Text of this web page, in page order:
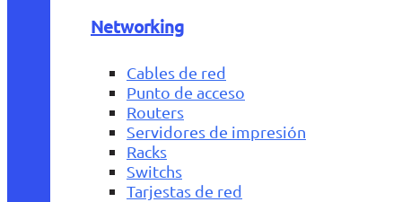
Networking
Cables de red
Punto de acceso
Routers
Servidores de impresión
Racks
Switchs
Tarjestas de red